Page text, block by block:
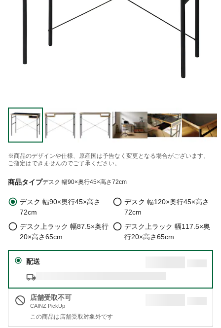
※商品のデザインや仕様、原産国は予告なく変更となる場合がございます。
ご指定はできませんのでご了承ください。
商品タイプデスク 幅90×奥行45×高さ72cm
デスク 幅90×奥行45×高さ
72cm
デスク 幅120×奥行45×高さ
72cm
デスク上ラック 幅87.5×奥行
20×高さ65cm
デスク上ラック 幅117.5×奥
行20×高さ65cm
配送
店舗受取不可
CAINZ PickUp
この商品は店舗受取対象外です